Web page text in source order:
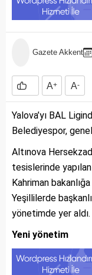
Gazete Akkent
A+ A-
Yalova’yı BAL
Belediyespor,
Altınova
tesislerinde
Kahriman
Yeşillilerde
yönetimde yer aldı.
Yeni yönetim